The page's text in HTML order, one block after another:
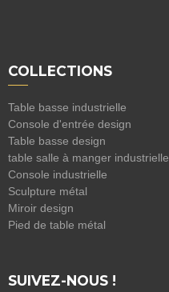
COLLECTIONS
Table basse industrielle
Console d'entrée design
Table basse design
table salle à manger industrielle
Console industrielle
Sculpture métal
Miroir design
Pied de table métal
SUIVEZ-NOUS !